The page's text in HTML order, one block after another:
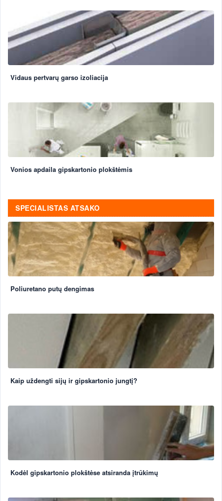
Vidaus pertvarų garso izoliacija
Vonios apdaila gipskartonio plokštėmis
SPECIALISTAS ATSAKO
Poliuretano putų dengimas
Kaip uždengti sijų ir gipskartonio jungtį?
Kodėl gipskartonio plokštėse atsiranda įtrūkimų